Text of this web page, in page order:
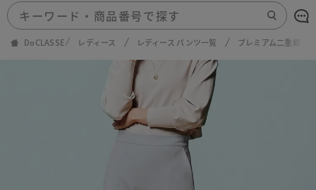
DoCLASSE レディース レディース パンツ一覧 プレミアム二重織・